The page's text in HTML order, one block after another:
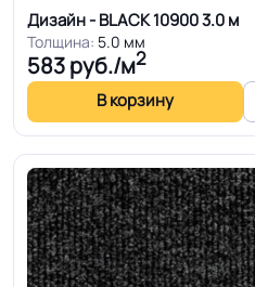
Дизайн - BLACK 109003.0 м
Толщина: 5.0 мм
583руб./м2
В корзину